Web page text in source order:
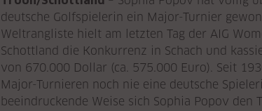
deutsche Golfspielerin ein Major-Turnier
Weltrangliste hielt am letzten Tag der AIG
Schottland die Konkurrenz in Schach und
von 670.000 Dollar (ca. 575.000 Euro). Seit
Major-Turnieren noch nie eine deutsche
beeindruckende Weise sich Sophia Popov den